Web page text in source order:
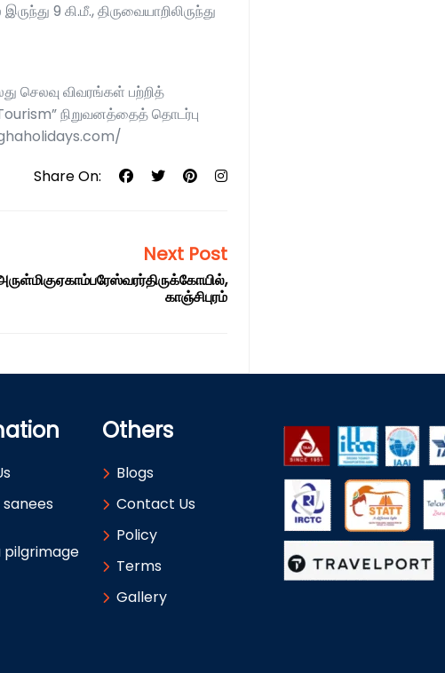
9 கி.மீ., திருவையாறிலிருந்து
செலவு விவரங்கள் பற்றித்
நிறுவனத்தைத் தொடர்பு
Share On:
Next Post
காஞ்சிபுரம்
sanees
pilgrimage
Others
Blogs
Contact Us
Policy
Terms
Gallery